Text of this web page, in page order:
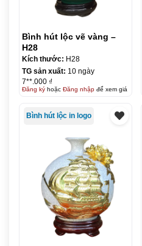
Bình hút lộc vẽ vàng –
H28
Kích thước: H28
TG sản xuất: 10 ngày
7**.000 ₫
Đăng kýhoặc Đăng nhậpđể xem giá
Bình hút lộc in logo